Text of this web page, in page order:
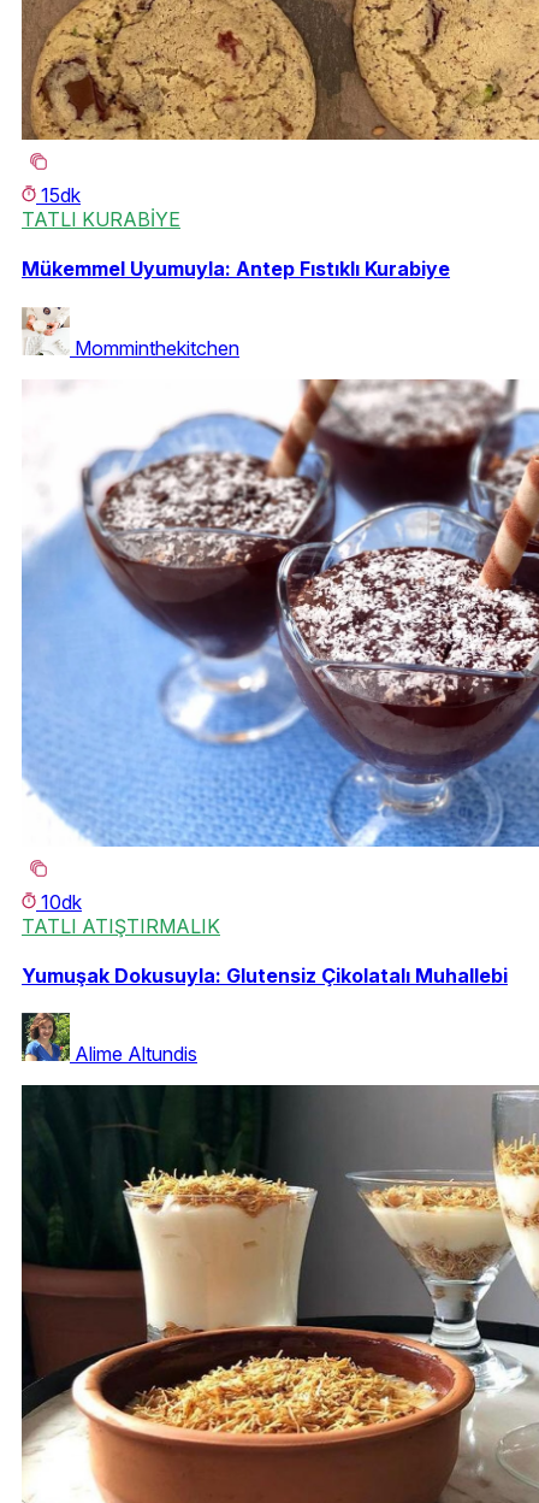
15dk
TATLI KURABİYE
Mükemmel Uyumuyla: Antep Fıstıklı Kurabiye
Momminthekitchen
10dk
TATLI ATIŞTIRMALIK
Yumuşak Dokusuyla: Glutensiz Çikolatalı Muhallebi
Alime Altundis